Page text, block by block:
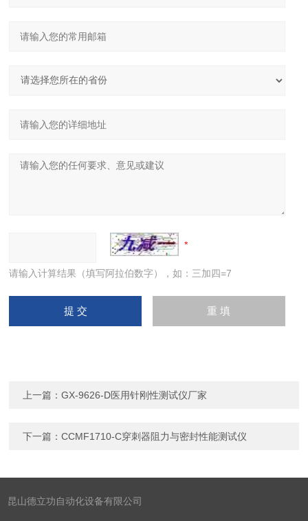
请输入计算结果（填写阿拉伯数字），如：三加四=7
上一篇：GX-9626-D医用针刚性测试仪厂家
下一篇：CCMF1710-C穿刺器阻力与密封性能测试仪
昆山德立功自动化设备有限公司